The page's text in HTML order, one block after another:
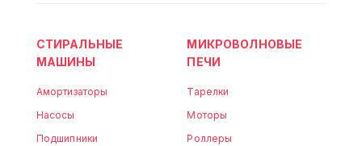
СТИРАЛЬНЫЕ
МАШИНЫ
Амортизаторы
Насосы
Подшипники
МИКРОВОЛНОВЫЕ
ПЕЧИ
Тарелки
Моторы
Роллеры